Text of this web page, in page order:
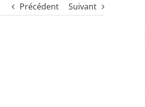
Précédent Suivant